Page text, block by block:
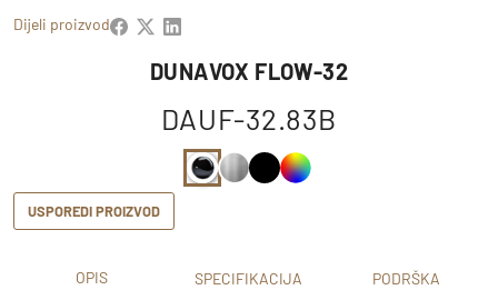
Dijeli proizvod
DUNAVOX FLOW-32
DAUF-32.83B
USPOREDI PROIZVOD
OPIS SPECIFIKACIJA PODRŠKA